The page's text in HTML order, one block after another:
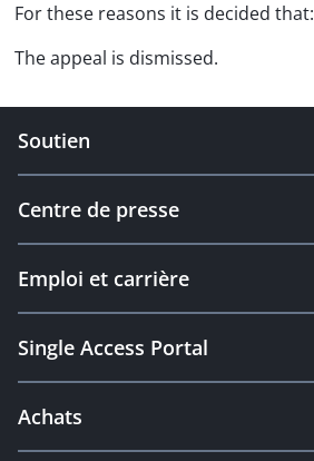
For these reasons it is decided that:
The appeal is dismissed.
Soutien
Centre de presse
Emploi et carrière
Single Access Portal
Achats